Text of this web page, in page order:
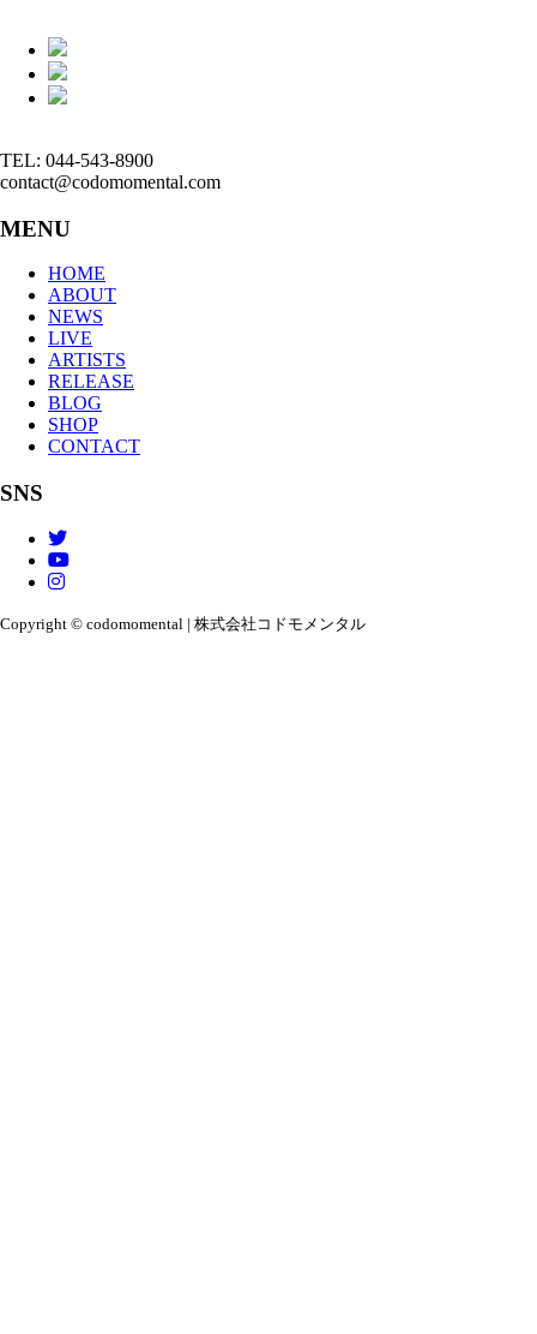
TEL: 044-543-8900
contact@codomomental.com
MENU
HOME
ABOUT
NEWS
LIVE
ARTISTS
RELEASE
BLOG
SHOP
CONTACT
SNS
Copyright © codomomental | 株式会社コドモメンタル